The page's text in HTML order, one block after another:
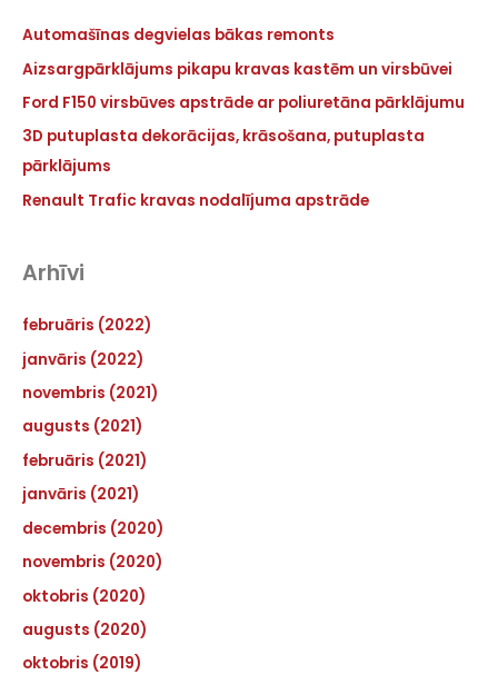
Automašīnas degvielas bākas remonts
Aizsargpārklājums pikapu kravas kastēm un virsbūvei
Ford F150 virsbūves apstrāde ar poliuretāna pārklājumu
3D putuplasta dekorācijas, krāsošana, putuplasta
pārklājums
Renault Trafic kravas nodalījuma apstrāde
Arhīvi
februāris (2022)
janvāris (2022)
novembris (2021)
augusts (2021)
februāris (2021)
janvāris (2021)
decembris (2020)
novembris (2020)
oktobris (2020)
augusts (2020)
oktobris (2019)